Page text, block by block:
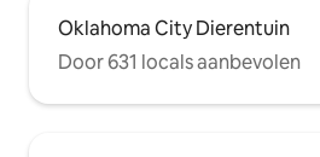
Oklahoma City Dierentuin
Door 631 locals aanbevolen